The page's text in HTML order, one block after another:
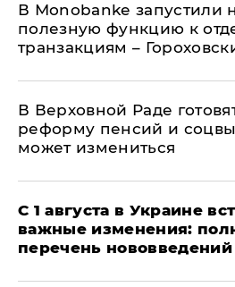
В Мonobankе запустили
полезную функцию к
транзакциям –
В Верховной Раде
реформу пенсий и
может измениться
С 1 августа в Украине
важные изменения:
перечень нововведений